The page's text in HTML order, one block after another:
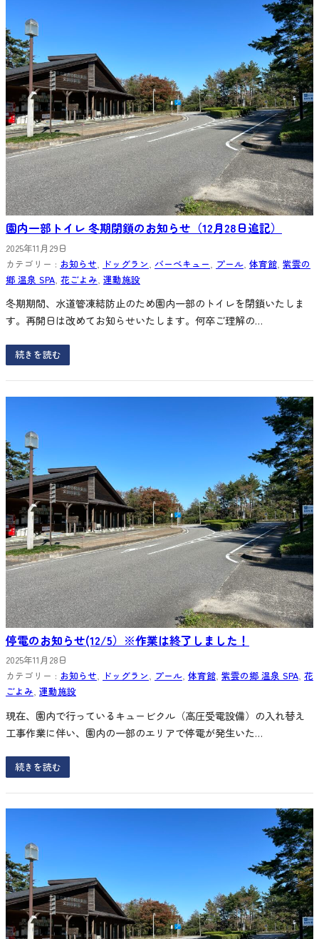
園内一部トイレ 冬期閉鎖のお知らせ（12月28日追記）
2025年11月29日
カテゴリー : お知らせ ドッグラン バーベキュー プール 体育館 紫雲の
郷 温泉 SPA 花ごよみ 運動施設
冬期期間、水道管凍結防止のため園内一部のトイレを閉鎖いたしま
す。再開日は改めてお知らせいたします。何卒ご理解の…
続きを読む
停電のお知らせ(12/5）※作業は終了しました！
2025年11月28日
カテゴリー : お知らせ, ドッグラン, プール, 体育館, 紫雲の郷 温泉 SPA, 花
ごよみ, 運動施設
現在、園内で行っているキュービクル（高圧受電設備）の入れ替え
工事作業に伴い、園内の一部のエリアで停電が発生いた…
続きを読む